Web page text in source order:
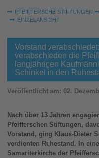
Sie sind hier:
PFEIFFERSCHE STIFTUNGEN
EINZELANSICHT
Vorstand
verabschieden die
langjährigen
Schinkel in den
Veröffentlicht am: 02.
Nach über 13 Jahren
Pfeifferschen Stiftungen,
Vorstand, ging Klaus-Dieter
verdienten Ruhestand. In
Samariterkirche der